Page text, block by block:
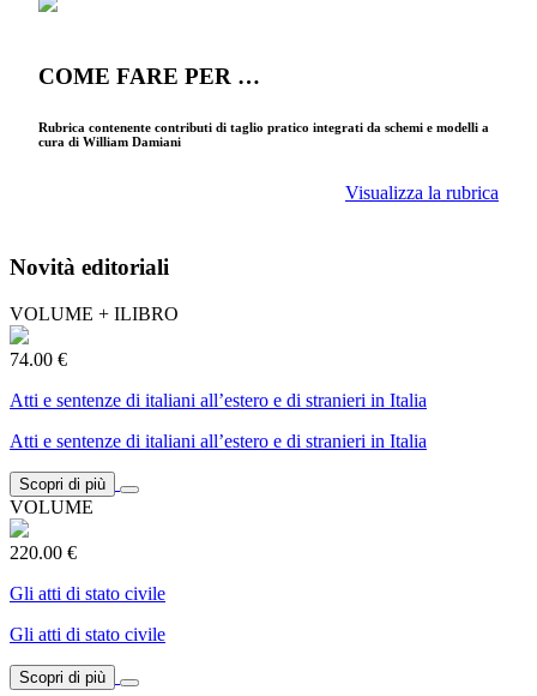
COME FARE PER …
Rubrica contenente contributi di taglio pratico integrati da schemi e modelli a
cura di William Damiani
Visualizza la rubrica
Novità editoriali
VOLUME + ILIBRO
74.00 €
Atti e sentenze di italiani all’estero e di stranieri in Italia
Atti e sentenze di italiani all’estero e di stranieri in Italia
Scopri di più
VOLUME
220.00 €
Gli atti di stato civile
Gli atti di stato civile
Scopri di più